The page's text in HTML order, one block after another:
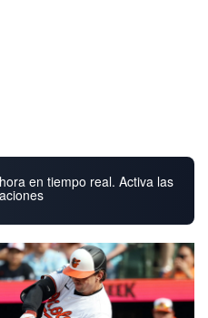
en tiempo real. Activa las